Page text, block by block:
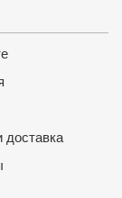
доставка